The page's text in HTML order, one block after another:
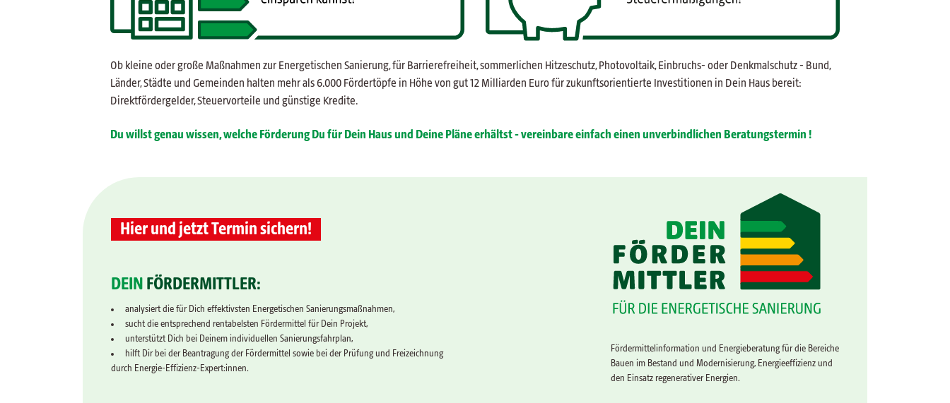
Ob kleine oder große Maßnahmen zur Energetischen Sanierung, für Barrierefreiheit, sommerlichen Hitzeschutz, Photovoltaik, Einbruchs- oder Denkmalschutz - Bund,
Länder, Städte und Gemeinden halten mehr als 6.000 Fördertöpfe in Höhe von gut 12 Milliarden Euro für zukunftsorientierte Investitionen in Dein Haus bereit:
Direktfördergelder, Steuervorteile und günstige Kredite.
Du willst genau wissen, welche Förderung Du für Dein Haus und Deine Pläne erhältst - vereinbare einfach einen unverbindlichen Beratungstermin !
Hier und jetzt Termin sichern!
DEIN FÖRDERMITTLER:
analysiert die für Dich effektivsten Energetischen Sanierungsmaßnahmen,
sucht die entsprechend rentabelsten Fördermittel für Dein Projekt,
unterstützt Dich bei Deinem individuellen Sanierungsfahrplan,
hilft Dir bei der Beantragung der Fördermittel sowie bei der Prüfung und Freizeichnung
durch Energie-Effizienz-Expert:innen.
Fördermittelinformation und Energieberatung für die Bereiche
Bauen im Bestand und Modernisierung, Energieeffizienz und
den Einsatz regenerativer Energien.